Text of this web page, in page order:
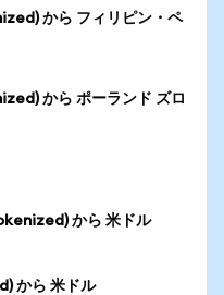
から フィリピン・ペ
から ポーランド ズロ
から 米ドル
から 米ドル